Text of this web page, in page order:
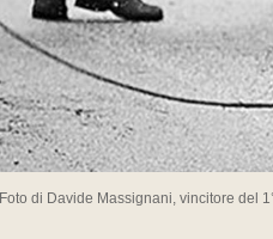
Foto di Davide Massignani, vincitore del